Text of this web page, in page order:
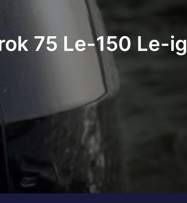
75 Le-150 Le-ig